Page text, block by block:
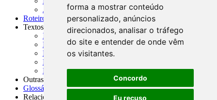
forma a mostrar conteúdo
personalizado, anúncios
direcionados, analisar o tráfego
do site e entender de onde vêm
os visitantes.
Concordo
Eu recuso
Agências Nacionais Reguladoras
Roteiros para Estudos
Textos
Índice de Textos
Editorial
Monografias
Na Imprensa
Fórum de Discussão
Outras ferramentas
Glossário
Relacionamento